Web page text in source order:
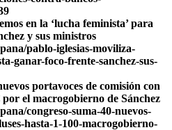
en la ‘lucha feminista’ para
y sus ministros
pablo-iglesias-moviliza-
ganar-foco-frente-sanchez-sus-
portavoces de comisión con
por el macrogobierno de Sánchez
congreso-suma-40-nuevos-
hasta-1-100-macrogobierno-